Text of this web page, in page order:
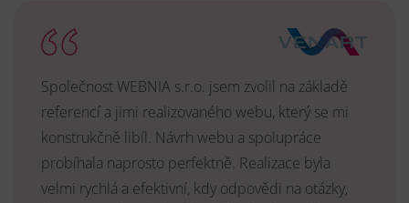
Společnost WEBNIA s.r.o. jsem zvolil na základě
referencí a jimi realizovaného webu, který se mi
konstrukčně libíl. Návrh webu a spolupráce
probíhala naprosto perfektně. Realizace byla
velmi rychlá a efektivní, kdy odpovědi na otázky,